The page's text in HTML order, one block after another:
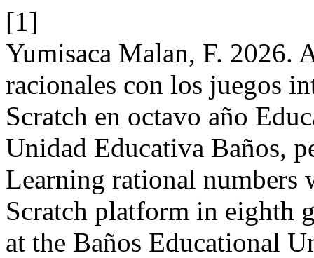
[1]
Yumisaca Malan, F. 2026.
racionales con los juegos
Scratch en octavo año
Unidad Educativa Baños,
Learning rational numbers
Scratch platform in eighth
at the Baños Educational